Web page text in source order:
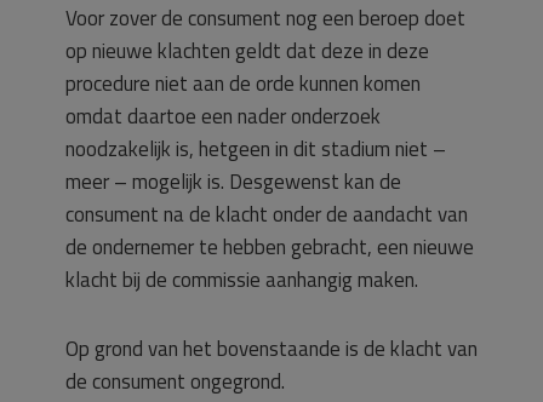
Voor zover de consument nog een beroep doet
op nieuwe klachten geldt dat deze in deze
procedure niet aan de orde kunnen komen
omdat daartoe een nader onderzoek
noodzakelijk is, hetgeen in dit stadium niet –
meer – mogelijk is. Desgewenst kan de
consument na de klacht onder de aandacht van
de ondernemer te hebben gebracht, een nieuwe
klacht bij de commissie aanhangig maken.
Op grond van het bovenstaande is de klacht van
de consument ongegrond.